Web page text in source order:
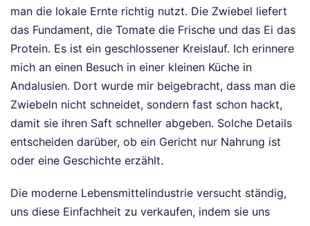
man die lokale Ernte richtig nutzt. Die Zwiebel liefert
das Fundament, die Tomate die Frische und das Ei das
Protein. Es ist ein geschlossener Kreislauf. Ich erinnere
mich an einen Besuch in einer kleinen Küche in
Andalusien. Dort wurde mir beigebracht, dass man die
Zwiebeln nicht schneidet, sondern fast schon hackt,
damit sie ihren Saft schneller abgeben. Solche Details
entscheiden darüber, ob ein Gericht nur Nahrung ist
oder eine Geschichte erzählt.
Die moderne Lebensmittelindustrie versucht ständig,
uns diese Einfachheit zu verkaufen, indem sie uns